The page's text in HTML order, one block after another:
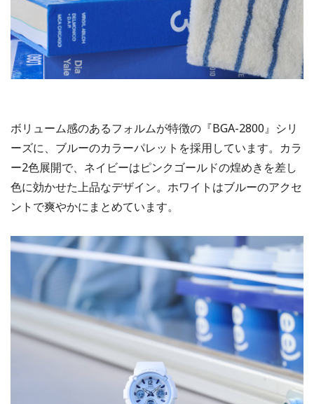
ボリューム感のあるフォルムが特徴の『BGA-2800』シリ
ーズに、ブルーのカラーパレットを採用しています。カラ
ー2色展開で、ネイビーはピンクゴールドの煌めきを差し
色に効かせた上品なデザイン。ホワイトはブルーのアクセ
ントで爽やかにまとめています。